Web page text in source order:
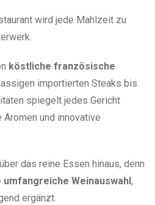
wird jede Mahlzeit zu
köstliche französische
importierten Steaks bis
spiegelt jedes Gericht
und innovative
das reine Essen hinaus, denn
umfangreiche Weinauswahl,
ergänzt.